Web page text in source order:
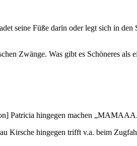
seine Füße darin oder legt sich in den
Zwänge. Was gibt es Schöneres als
Patricia hingegen machen
Kirsche hingegen trifft v.a. beim